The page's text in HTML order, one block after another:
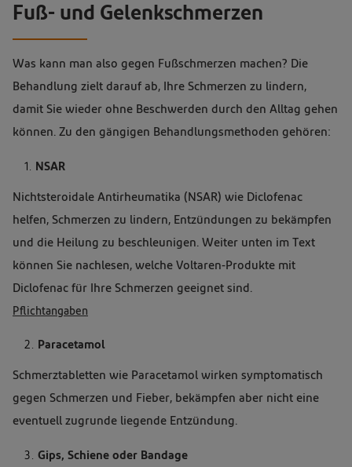
Fuß- und Gelenkschmerzen
Was kann man also gegen Fußschmerzen machen? Die
Behandlung zielt darauf ab, Ihre Schmerzen zu lindern,
damit Sie wieder ohne Beschwerden durch den Alltag gehen
können. Zu den gängigen Behandlungsmethoden gehören:
NSAR
Nichtsteroidale Antirheumatika (NSAR) wie Diclofenac
helfen, Schmerzen zu lindern, Entzündungen zu bekämpfen
und die Heilung zu beschleunigen. Weiter unten im Text
können Sie nachlesen, welche Voltaren-Produkte mit
Diclofenac für Ihre Schmerzen geeignet sind.
Pflichtangaben
Paracetamol
Schmerztabletten wie Paracetamol wirken symptomatisch
gegen Schmerzen und Fieber, bekämpfen aber nicht eine
eventuell zugrunde liegende Entzündung.
Gips, Schiene oder Bandage